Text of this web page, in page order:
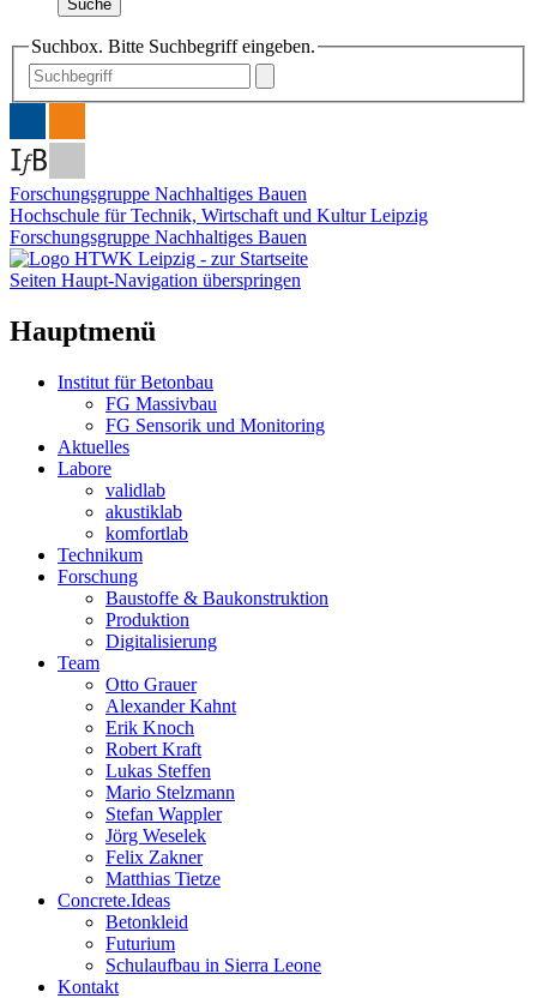
Suche
Suchbox. Bitte Suchbegriff eingeben.
Forschungsgruppe Nachhaltiges Bauen
Hochschule für Technik, Wirtschaft und Kultur Leipzig
Forschungsgruppe Nachhaltiges Bauen
Seiten Haupt-Navigation überspringen
Hauptmenü
Institut für Betonbau
FG Massivbau
FG Sensorik und Monitoring
Aktuelles
Labore
validlab
akustiklab
komfortlab
Technikum
Forschung
Baustoffe & Baukonstruktion
Produktion
Digitalisierung
Team
Otto Grauer
Alexander Kahnt
Erik Knoch
Robert Kraft
Lukas Steffen
Mario Stelzmann
Stefan Wappler
Jörg Weselek
Felix Zakner
Matthias Tietze
Concrete.Ideas
Betonkleid
Futurium
Schulaufbau in Sierra Leone
Kontakt